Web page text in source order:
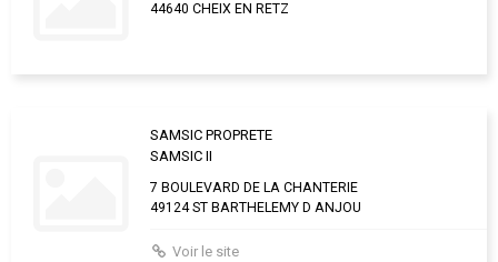
44640 CHEIX EN RETZ
SAMSIC PROPRETE
SAMSIC II
7 BOULEVARD DE LA CHANTERIE
49124 ST BARTHELEMY D ANJOU
Voir le site